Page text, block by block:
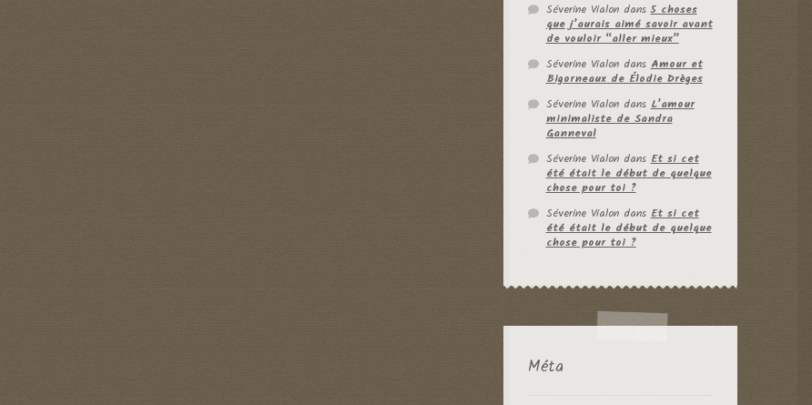
Séverine Vialondans5 choses
que j’aurais aimé savoir avant
de vouloir “aller mieux”
Séverine VialondansAmour et
Bigorneaux de Élodie Drèges
Séverine VialondansL’amour
minimaliste de Sandra
Ganneval
Séverine VialondansEt si cet
été était le début de quelque
chose pour toi ?
Séverine VialondansEt si cet
été était le début de quelque
chose pour toi ?
Méta